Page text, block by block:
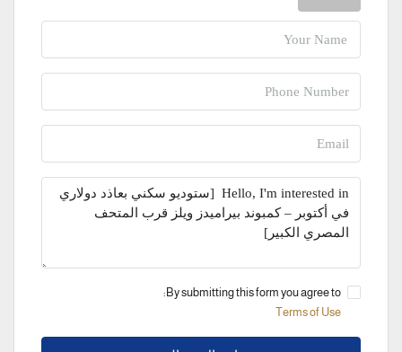
By submitting this form you agree to:
Terms of Use